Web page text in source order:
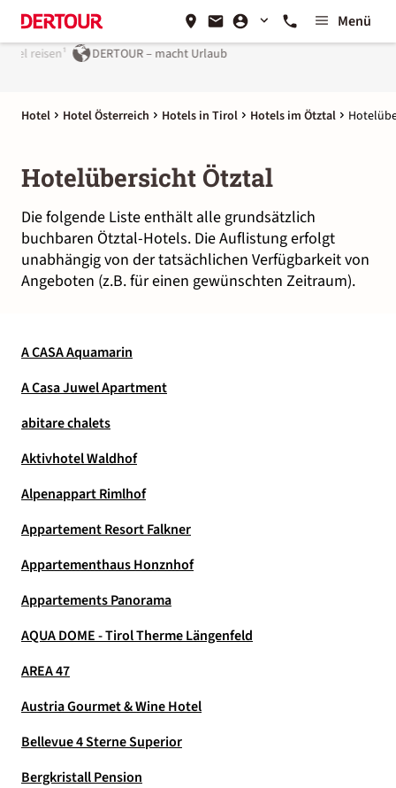
Menü
reisen¹ DERTOUR – macht Urlaub
Hotel Hotel Österreich Hotels in Tirol Hotels im Ötztal
Hotelübersicht Ötztal
Die folgende Liste enthält alle grundsätzlich
buchbaren Ötztal-Hotels. Die Auflistung erfolgt
unabhängig von der tatsächlichen Verfügbarkeit von
Angeboten (z.B. für einen gewünschten Zeitraum).
A CASA Aquamarin
A Casa Juwel Apartment
abitare chalets
Aktivhotel Waldhof
Alpenappart Rimlhof
Appartement Resort Falkner
Appartementhaus Honznhof
Appartements Panorama
AQUA DOME - Tirol Therme Längenfeld
AREA 47
Austria Gourmet & Wine Hotel
Bellevue 4 Sterne Superior
Bergkristall Pension